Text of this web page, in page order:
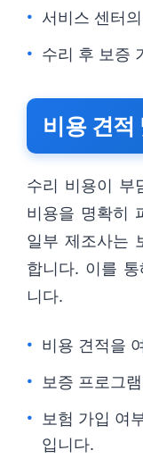
서비스 센터
수리 후 보증
비용 견적
수리 비용이 부
비용을 명확히
일부 제조사는
합니다. 이를
니다.
비용 견적을
보증 프로그
보험 가입 여
입니다.